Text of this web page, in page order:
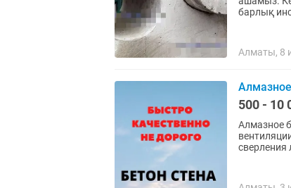
барлық
Алматы, 8
500 - 10
Алмазное
сверления